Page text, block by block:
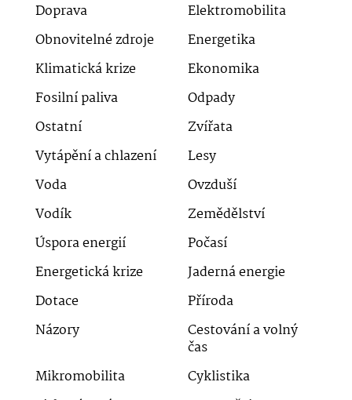
Doprava
Elektromobilita
Obnovitelné zdroje
Energetika
Klimatická krize
Ekonomika
Fosilní paliva
Odpady
Ostatní
Zvířata
Vytápění a chlazení
Lesy
Voda
Ovzduší
Vodík
Zemědělství
Úspora energií
Počasí
Energetická krize
Jaderná energie
Dotace
Příroda
Názory
Cestování a volný
čas
Mikromobilita
Cyklistika